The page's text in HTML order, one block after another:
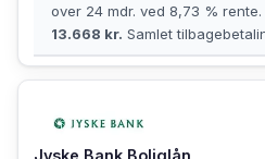
over 24 mdr. ved 8,73 %
13.668 kr. Samlet